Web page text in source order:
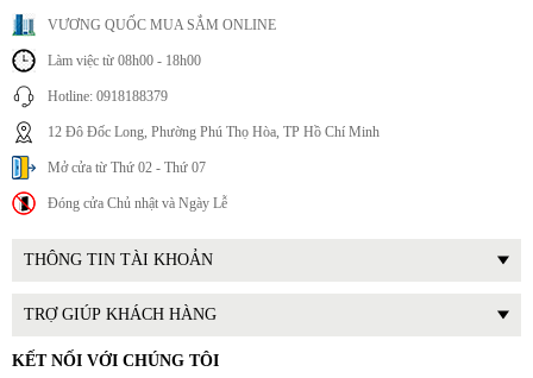
VƯƠNG QUỐC MUA SẮM ONLINE
Làm việc từ 08h00 - 18h00
Hotline: 0918188379
12 Đô Đốc Long, Phường Phú Thọ Hòa, TP Hồ Chí Minh
Mở cửa từ Thứ 02 - Thứ 07
Đóng cửa Chủ nhật và Ngày Lễ
THÔNG TIN TÀI KHOẢN
TRỢ GIÚP KHÁCH HÀNG
KẾT NỐI VỚI CHÚNG TÔI